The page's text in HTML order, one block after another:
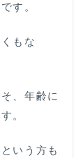
す。
もな
、年齢に
。
いう方も